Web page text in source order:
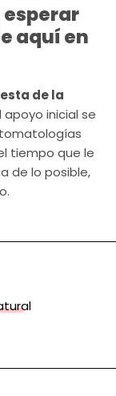
esperar
aquí en
de la
inicial se
tiempo que le
de lo posible,